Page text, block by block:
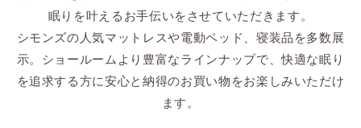
眠りを叶えるお手伝いをさせていただきます。
シモンズの人気マットレスや電動ベッド、寝装品を多数展
示。ショールームより豊富なラインナップで、快適な眠り
を追求する方に安心と納得のお買い物をお楽しみいただけ
ます。